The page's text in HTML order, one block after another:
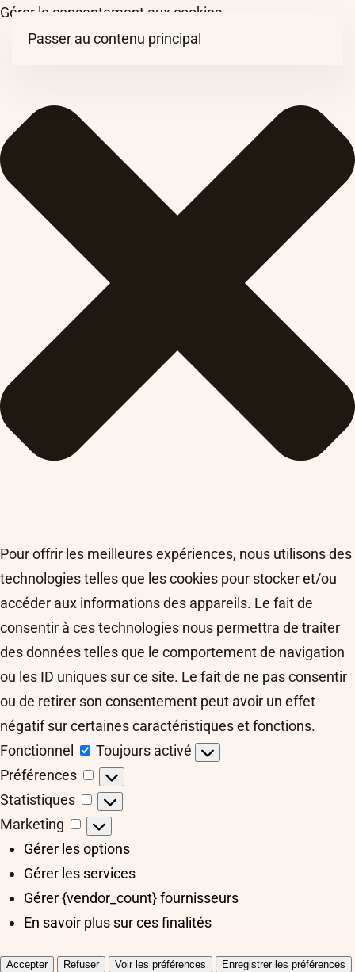
Gérer le consentement aux cookies
Pour offrir les meilleures expériences, nous utilisons des
technologies telles que les cookies pour stocker et/ou
accéder aux informations des appareils. Le fait de
consentir à ces technologies nous permettra de traiter
des données telles que le comportement de navigation
ou les ID uniques sur ce site. Le fait de ne pas consentir
ou de retirer son consentement peut avoir un effet
négatif sur certaines caractéristiques et fonctions.
Fonctionnel
Fonctionnel
Toujours activé
Préférences
Préférences
Statistiques
Statistiques
Marketing
Marketing
Gérer les options
Gérer les services
Gérer {vendor_count} fournisseurs
En savoir plus sur ces finalités
Accepter Refuser Voir les préférences Enregistrer les préférences
Passer au contenu principal